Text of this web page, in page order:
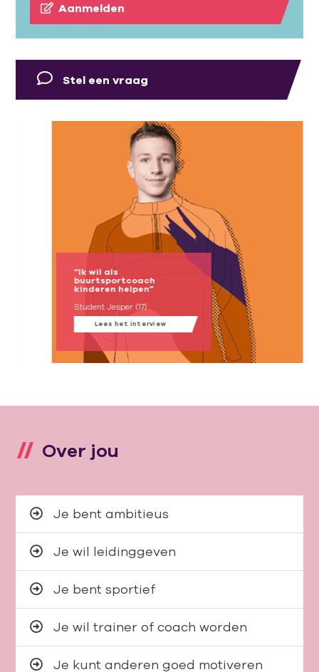
Aanmelden
Stel een vraag
“Ik wil als
buurtsportcoach
kinderen helpen”
Student Jesper (17)
Lees het interview
Over jou
Je bent ambitieus
Je wil leidinggeven
Je bent sportief
Je wil trainer of coach worden
Je kunt anderen goed motiveren